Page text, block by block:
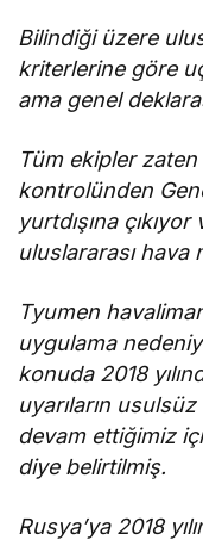
Bilindiği üzere
kriterlerine göre
ama genel
Tüm ekipler
kontrolünden
yurtdışına
uluslararası hava
Tyumen
uygulama
konuda 2018
uyarıların
devam ettiğimiz
diye belirtilmiş.
Rusya’ya 2018